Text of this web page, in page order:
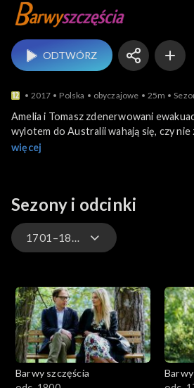
ODTWÓRZ
2017 Polska obyczajowe 25m
Amelia i Tomasz zdenerwowani
wylotem do Australii wahają się, czy
podróży. Milewicz przez fałszywy alarm
więcej
Sezony i odcinki
1701–1800
3201-3300
3101-3200
3001-3100
Barwy szczęścia